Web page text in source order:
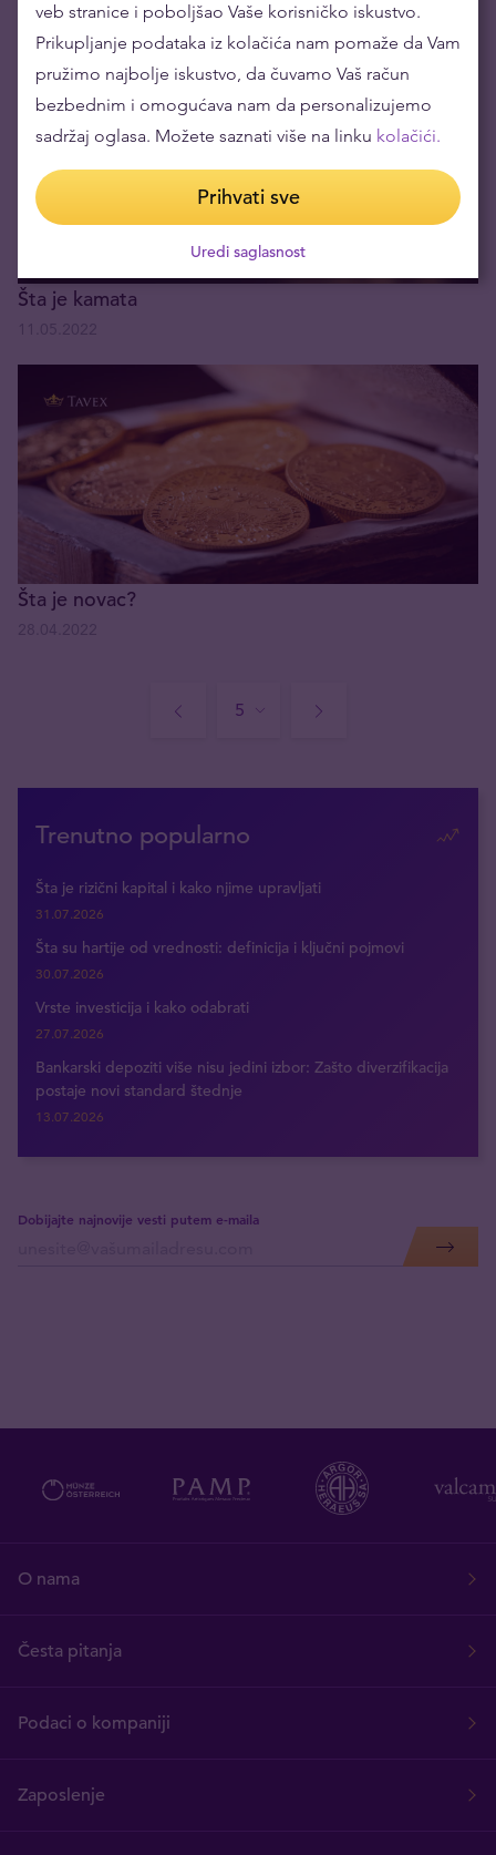
16.05.2022
Šta je kamata
Šta je novac?
Trenutno popularno
Šta je rizični kapital i kako njime upravljati
31.07.2026
Šta su hartije od vrednosti: definicija i ključni pojmovi
30.07.2026
Vrste investicija i kako odabrati
27.07.2026
Bankarski depoziti više nisu jedini izbor: Zašto diverzifikacija
postaje novi standard štednje
13.07.2026
Dobijajte najnovije vesti putem e-maila
O nama
Česta pitanja
Podaci o kompaniji
Zaposlenje
veb stranice i poboljšao Vaše korisničko iskustvo.
Prikupljanje podataka iz kolačića nam pomaže da Vam
pružimo najbolje iskustvo, da čuvamo Vaš račun
bezbednim i omogućava nam da personalizujemo
sadržaj oglasa. Možete saznati više na linku kolačići.
Prihvati sve
Uredi saglasnost